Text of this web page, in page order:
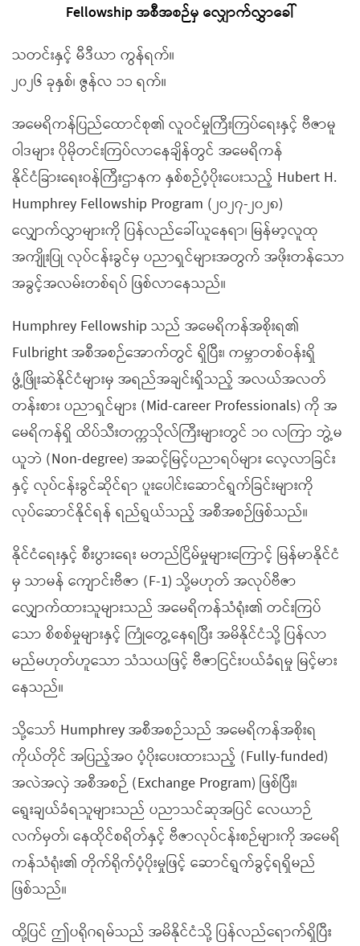
Fellowship အစီအစဉ်မှ လျှောက်လွှာခေါ်
သတင်းနှင့် မီဒီယာ ကွန်ရက်။
၂၀၂၆ ခုနှစ်၊ ဇွန်လ ၁၁ ရက်။
အမေရိကန်ပြည်ထောင်စု၏ လူဝင်မှုကြီးကြပ်ရေးနှင့် ဗီဇာမူ
ဝါဒများ ပိုမိုတင်းကြပ်လာနေချိန်တွင် အမေရိကန်
နိုင်ငံခြားရေးဝန်ကြီးဌာနက နှစ်စဉ်ပံ့ပိုးပေးသည့် Hubert H.
Humphrey Fellowship Program (၂၀၂၇-၂၀၂၈)
လျှောက်လွှာများကို ပြန်လည်ခေါ်ယူနေရာ၊ မြန်မာ့လူထု
အကျိုးပြု လုပ်ငန်းခွင်မှ ပညာရှင်များအတွက် အဖိုးတန်သော
အခွင့်အလမ်းတစ်ရပ် ဖြစ်လာနေသည်။
Humphrey Fellowship သည် အမေရိကန်အစိုးရ၏
Fulbright အစီအစဉ်အောက်တွင် ရှိပြီး၊ ကမ္ဘာတစ်ဝန်းရှိ
ဖွံ့ဖြိုးဆဲနိုင်ငံများမှ အရည်အချင်းရှိသည့် အလယ်အလတ်
တန်းစား ပညာရှင်များ (Mid-career Professionals) ကို အ
မေရိကန်ရှိ ထိပ်သီးတက္ကသိုလ်ကြီးများတွင် ၁၀ လကြာ ဘွဲ့မ
ယူဘဲ (Non-degree) အဆင့်မြင့်ပညာရပ်များ လေ့လာခြင်း
နှင့် လုပ်ငန်းခွင်ဆိုင်ရာ ပူးပေါင်းဆောင်ရွက်ခြင်းများကို
လုပ်ဆောင်နိုင်ရန် ရည်ရွယ်သည့် အစီအစဉ်ဖြစ်သည်။
နိုင်ငံရေးနှင့် စီးပွားရေး မတည်ငြိမ်မှုများကြောင့် မြန်မာနိုင်ငံ
မှ သာမန် ကျောင်းဗီဇာ (F-1) သို့မဟုတ် အလုပ်ဗီဇာ
လျှောက်ထားသူများသည် အမေရိကန်သံရုံး၏ တင်းကြပ်
သော စိစစ်မှုများနှင့် ကြုံတွေ့နေရပြီး အမိနိုင်ငံသို့ ပြန်လာ
မည်မဟုတ်ဟူသော သံသယဖြင့် ဗီဇာငြင်းပယ်ခံရမှု မြင့်မား
နေသည်။
သို့သော် Humphrey အစီအစဉ်သည် အမေရိကန်အစိုးရ
ကိုယ်တိုင် အပြည့်အဝ ပံ့ပိုးပေးထားသည့် (Fully-funded)
အလဲအလှဲ အစီအစဉ် (Exchange Program) ဖြစ်ပြီး၊
ရွေးချယ်ခံရသူများသည် ပညာသင်ဆုအပြင် လေယာဉ်
လက်မှတ်၊ နေထိုင်စရိတ်နှင့် ဗီဇာလုပ်ငန်းစဉ်များကို အမေရိ
ကန်သံရုံး၏ တိုက်ရိုက်ပံ့ပိုးမှုဖြင့် ဆောင်ရွက်ခွင့်ရရှိမည်
ဖြစ်သည်။
ထို့ပြင် ဤပရိုဂရမ်သည် အမိနိုင်ငံသို့ ပြန်လည်ရောက်ရှိပြီး